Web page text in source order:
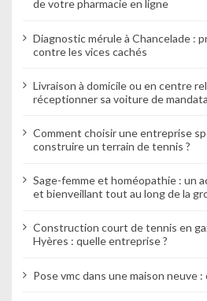
de votre pharmacie en ligne
Diagnostic mérule à Chancelade :
contre les vices cachés
Livraison à domicile ou en centre
réceptionner sa voiture de
Comment choisir une entreprise
construire un terrain de tennis ?
Sage-femme et homéopathie : un
et bienveillant tout au long de la
Construction court de tennis en
Hyères : quelle entreprise ?
Pose vmc dans une maison neuve :